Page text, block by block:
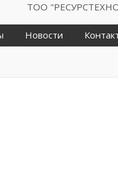
ТОО
Новости